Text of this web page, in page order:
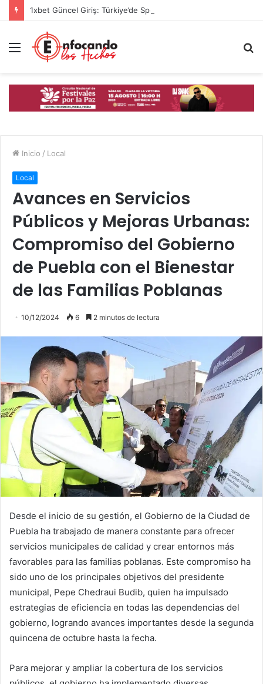
Menú
Inicio / Local
Local
Avances en Servicios
Públicos y Mejoras Urbanas:
Compromiso del Gobierno
de Puebla con el Bienestar
de las Familias Poblanas
10/12/2024 6 2 minutos de lectura
Desde el inicio de su gestión, el Gobierno de la Ciudad de
Puebla ha trabajado de manera constante para ofrecer
servicios municipales de calidad y crear entornos más
favorables para las familias poblanas. Este compromiso ha
sido uno de los principales objetivos del presidente
municipal, Pepe Chedraui Budib, quien ha impulsado
estrategias de eficiencia en todas las dependencias del
gobierno, logrando avances importantes desde la segunda
quincena de octubre hasta la fecha.
Para mejorar y ampliar la cobertura de los servicios